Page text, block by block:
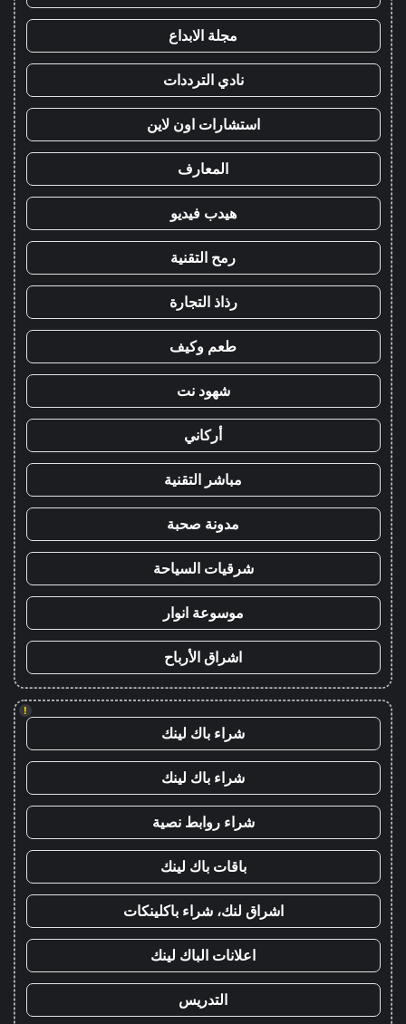
مجلة الابداع
نادي الترددات
استشارات اون لاين
المعارف
هيدب فيديو
رمح التقنية
رذاذ التجارة
طعم وكيف
شهود نت
أركاني
مباشر التقنية
مدونة صحبة
شرقيات السياحة
موسوعة انوار
اشراق الأرباح
!
شراء باك لينك
شراء باك لينك
شراء روابط نصية
باقات باك لينك
اشراق لنك، شراء باكلينكات
اعلانات الباك لينك
التدريس